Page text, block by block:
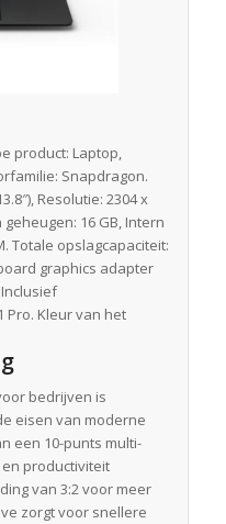
product: Laptop,
Snapdragon.
Resolutie: 2304 x
16 GB, Intern
Totale opslagcapaciteit:
graphics adapter
Pro. Kleur van het
bedrijven is
eisen van moderne
een 10-punts multi-
productiviteit
van 3:2 voor meer
zorgt voor snellere